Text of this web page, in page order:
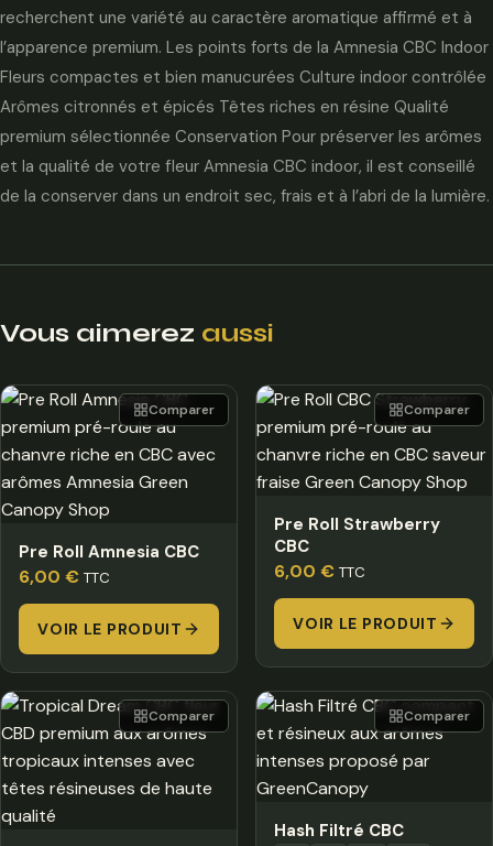
recherchent une variété au caractère aromatique affirmé et à
l’apparence premium. Les points forts de la Amnesia CBC Indoor
Fleurs compactes et bien manucurées Culture indoor contrôlée
Arômes citronnés et épicés Têtes riches en résine Qualité
premium sélectionnée Conservation Pour préserver les arômes
et la qualité de votre fleur Amnesia CBC indoor, il est conseillé
de la conserver dans un endroit sec, frais et à l’abri de la lumière.
Vous aimerez aussi
Pre Roll Amnesia CBC
6,00 € TTC
VOIR LE PRODUIT
Comparer
Pre Roll Strawberry
CBC
6,00 € TTC
VOIR LE PRODUIT
Comparer
Comparer
Hash Filtré CBC
Comparer